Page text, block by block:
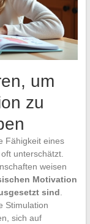
um
zu
Fähigkeit eines
unterschätzt.
weisen
Motivation
sind
Stimulation
sich auf